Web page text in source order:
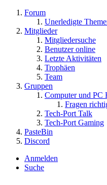
Forum
Unerledigte
Mitglieder
Mitgliedersuche
Benutzer online
Letzte Aktivitäten
Trophäen
Team
Gruppen
Computer und PC
Fragen
Tech-Port Talk
Tech-Port Gaming
PasteBin
Discord
Anmelden
Suche